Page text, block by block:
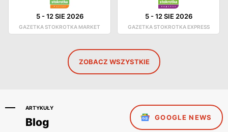
5-12 SIE 2026
GAZETKA STOKROTKA MARKET
5-12 SIE 2026
GAZETKA STOKROTKA EXPRESS
ZOBACZ WSZYSTKIE
ARTYKUŁY
Blog GOOGLE NEWS